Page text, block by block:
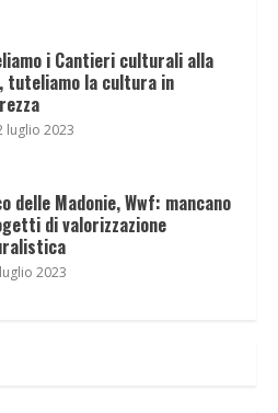
i Cantieri culturali alla
tuteliamo la cultura in
luglio 2023
delle Madonie, Wwf: mancano
di valorizzazione
2023